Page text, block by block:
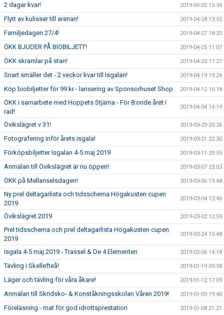
2 dagar kvar! 2019-05-02 15:34
Flytt av kulisser till arenan! 2019-04-28 13:55
Familjedagen 27/4! 2019-04-27 18:20
ÖKK BJUDER PÅ BIOBILJETT! 2019-04-25 11:07
ÖKK skramlar på stan! 2019-04-23 17:27
Snart smäller det - 2 veckor kvar till Isgalan! 2019-04-19 19:24
Köp biobiljetter för 99 kr - lansering av Sponsorhuset Shop 2019-04-12 16:18
ÖKK i samarbete med Hoppets Stjärna - För 8:onde året i
rad!
2019-04-04 14:19
Övikslägret v 31! 2019-03-29 20:26
Fotografering inför årets isgala! 2019-03-21 22:30
Förköpsbiljetter Isgalan 4-5 maj 2019 2019-03-11 20:55
Anmälan till Övikslägret är nu öppen! 2019-03-07 23:03
ÖKK på Mellanselsdagen! 2019-03-06 19:48
Ny prel deltagarlista och tidsschema Högakusten cupen
2019
2019-03-04 12:46
Övikslägret 2019 2019-03-02 12:59
Prel tidsschema och prel deltagarlista Högakusten cupen
2019
2019-02-24 15:48
Isgala 4-5 maj 2019 - Trassel & De 4 Elementen 2019-02-06 14:18
Tävling i Skellefteå! 2019-01-19 09:58
Läger och tävling för våra åkare! 2019-01-12 17:09
Anmälan till Skridsko- & Konståkningsskolan Våren 2019! 2019-01-09 19:40
Föreläsning - mat för god idrottsprestation 2019-01-08 21:21